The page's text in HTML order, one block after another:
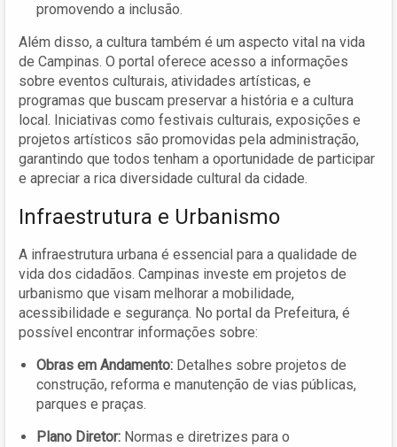
promovendo a inclusão.
Além disso, a cultura também é um aspecto vital na vida
de Campinas. O portal oferece acesso a informações
sobre eventos culturais, atividades artísticas, e
programas que buscam preservar a história e a cultura
local. Iniciativas como festivais culturais, exposições e
projetos artísticos são promovidas pela administração,
garantindo que todos tenham a oportunidade de participar
e apreciar a rica diversidade cultural da cidade.
Infraestrutura e Urbanismo
A infraestrutura urbana é essencial para a qualidade de
vida dos cidadãos. Campinas investe em projetos de
urbanismo que visam melhorar a mobilidade,
acessibilidade e segurança. No portal da Prefeitura, é
possível encontrar informações sobre:
Obras em Andamento: Detalhes sobre projetos de
construção, reforma e manutenção de vias públicas,
parques e praças.
Plano Diretor: Normas e diretrizes para o